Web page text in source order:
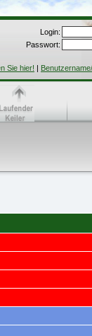
Login:
Passwort:
Sie hier! |